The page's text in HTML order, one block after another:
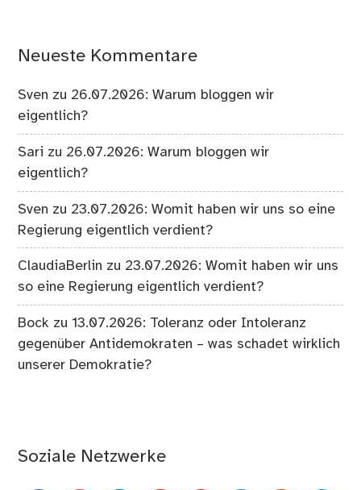
Neueste Kommentare
Sven zu 26.07.2026: Warum bloggen wir
eigentlich?
Sari zu 26.07.2026: Warum bloggen wir
eigentlich?
Sven zu 23.07.2026: Womit haben wir uns so eine
Regierung eigentlich verdient?
ClaudiaBerlin zu 23.07.2026: Womit haben wir uns
so eine Regierung eigentlich verdient?
Bock zu13.07.2026: Toleranz oder Intoleranz
gegenüber Antidemokraten – was schadet wirklich
unserer Demokratie?
Soziale Netzwerke